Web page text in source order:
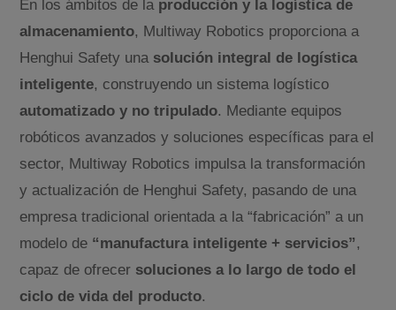
En los ámbitos de la producción y la logística de
almacenamiento, Multiway Robotics proporciona a
Henghui Safety una solución integral de logística
inteligente, construyendo un sistema logístico
automatizado y no tripulado. Mediante equipos
robóticos avanzados y soluciones específicas para el
sector, Multiway Robotics impulsa la transformación
y actualización de Henghui Safety, pasando de una
empresa tradicional orientada a la “fabricación” a un
modelo de “manufactura inteligente + servicios”,
capaz de ofrecer soluciones a lo largo de todo el
ciclo de vida del producto.